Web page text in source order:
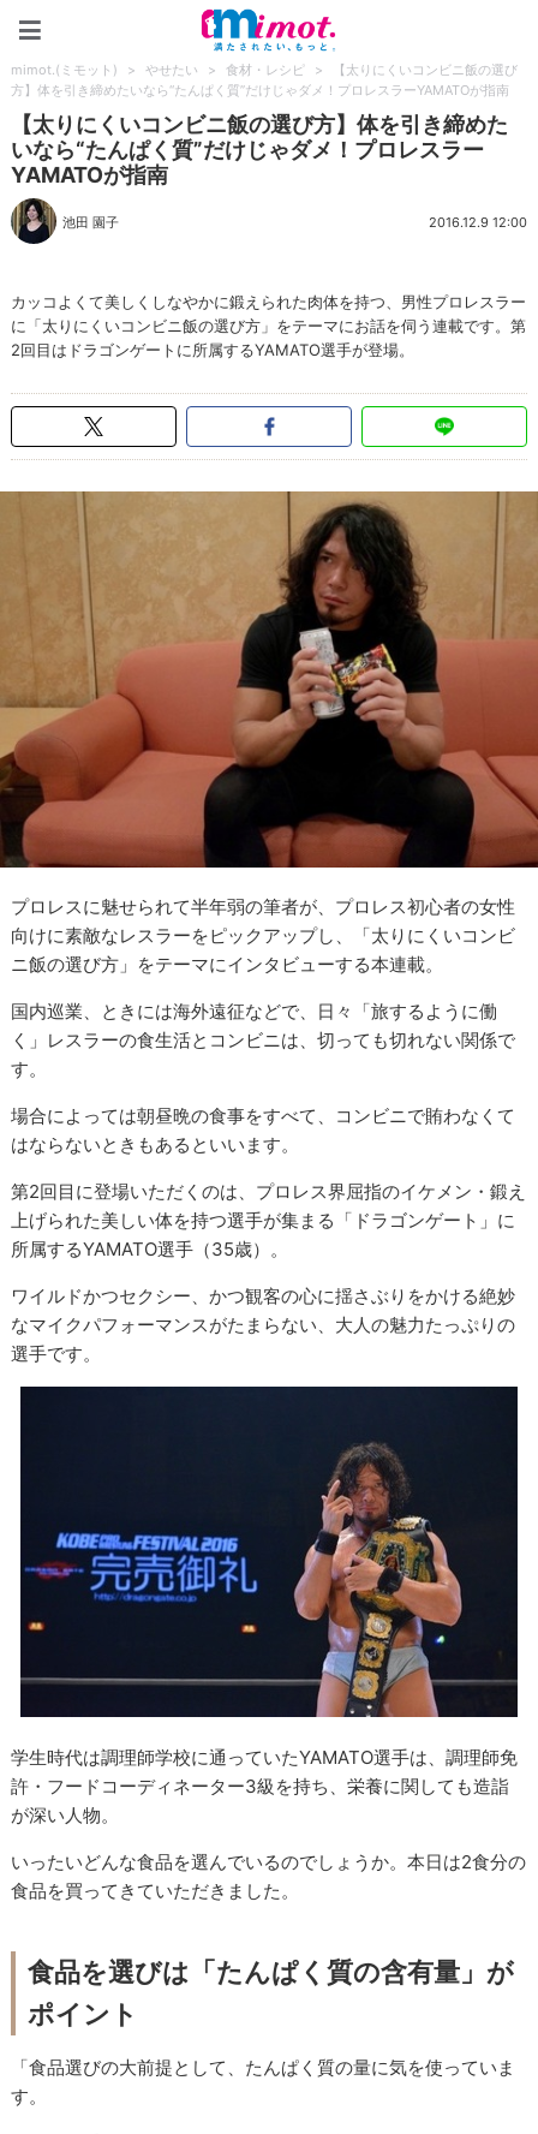
mimot.(ミモット) > やせたい > 食材・レシピ >
【太りにくいコンビニ飯の選び
方】体を引き締めたいなら“たんぱく質”だけじゃダメ！プロレスラーYAMATOが指南
【太りにくいコンビニ飯の選び方】体を引き締めた
いなら“たんぱく質”だけじゃダメ！プロレスラー
YAMATOが指南
池田 園子 2016.12.9 12:00
カッコよくて美しくしなやかに鍛えられた肉体を持つ、男性プロレスラー
に「太りにくいコンビニ飯の選び方」をテーマにお話を伺う連載です。第
2回目はドラゴンゲートに所属するYAMATO選手が登場。
プロレスに魅せられて半年弱の筆者が、プロレス初心者の女性
向けに素敵なレスラーをピックアップし、「太りにくいコンビ
ニ飯の選び方」をテーマにインタビューする本連載。
国内巡業、ときには海外遠征などで、日々「旅するように働
く」レスラーの食生活とコンビニは、切っても切れない関係で
す。
場合によっては朝昼晩の食事をすべて、コンビニで賄わなくて
はならないときもあるといいます。
第2回目に登場いただくのは、プロレス界屈指のイケメン・鍛え
上げられた美しい体を持つ選手が集まる「ドラゴンゲート」に
所属するYAMATO選手（35歳）。
ワイルドかつセクシー、かつ観客の心に揺さぶりをかける絶妙
なマイクパフォーマンスがたまらない、大人の魅力たっぷりの
選手です。
学生時代は調理師学校に通っていたYAMATO選手は、調理師免
許・フードコーディネーター3級を持ち、栄養に関しても造詣
が深い人物。
いったいどんな食品を選んでいるのでしょうか。本日は2食分の
食品を買ってきていただきました。
食品を選びは「たんぱく質の含有量」が
ポイント
「食品選びの大前提として、たんぱく質の量に気を使っていま
す。